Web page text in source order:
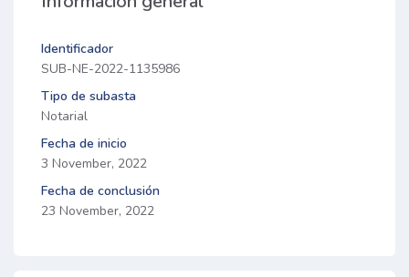
Identificador
SUB-NE-2022-1135986
Tipo de subasta
Notarial
Fecha de inicio
3 November, 2022
Fecha de conclusión
23 November, 2022